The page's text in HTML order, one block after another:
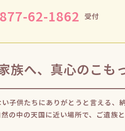
62-1862 受付
族へ、真心のこも
子供たちにありがとうと言える、
の中の天国に近い場所で、ご遺族